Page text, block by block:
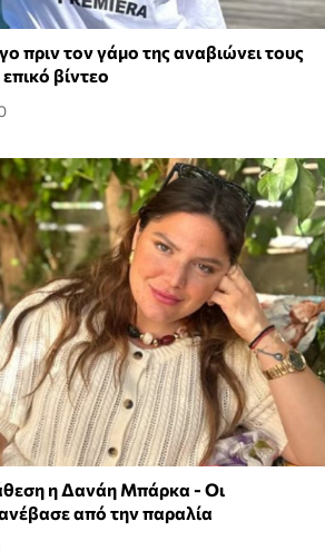
πριν τον γάμο της αναβιώνει τους
βίντεο
η Δανάη Μπάρκα - Οι
από την παραλία